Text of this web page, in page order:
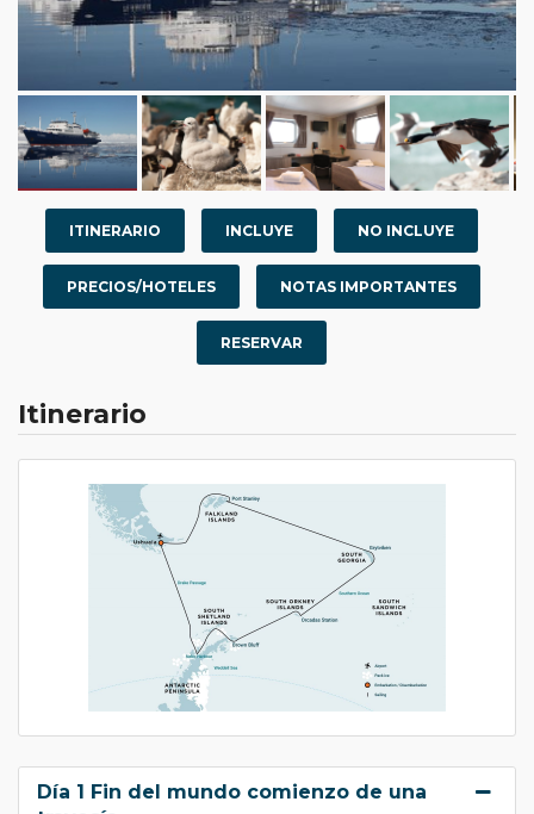
ITINERARIO INCLUYE NO INCLUYE
PRECIOS/HOTELES NOTAS IMPORTANTES
RESERVAR
Itinerario
Día 1 Fin del mundo comienzo de una